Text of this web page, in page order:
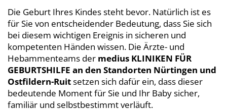
Die Geburt Ihres Kindes steht bevor. Natürlich ist es
für Sie von entscheidender Bedeutung, dass Sie sich
bei diesem wichtigen Ereignis in sicheren und
kompetenten Händen wissen. Die Ärzte- und
Hebammenteams der medius KLINIKEN FÜR
GEBURTSHILFE an den Standorten Nürtingen und
Ostfildern-Ruitsetzen sich dafür ein, dass dieser
bedeutende Moment für Sie und Ihr Baby sicher,
familiär und selbstbestimmt verläuft.